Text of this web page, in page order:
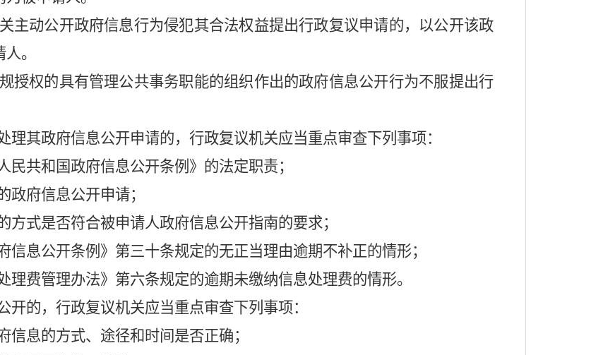
主动公开政府信息行为侵犯其合法权益提出行政复议申请的，以公开该政
。
授权的具有管理公共事务职能的组织作出的政府信息公开行为不服提出行
其政府信息公开申请的，行政复议机关应当重点审查下列事项：
民共和国政府信息公开条例》的法定职责；
政府信息公开申请；
方式是否符合被申请人政府信息公开指南的要求；
信息公开条例》第三十条规定的无正当理由逾期不补正的情形；
理费管理办法》第六条规定的逾期未缴纳信息处理费的情形。
的，行政复议机关应当重点审查下列事项：
信息的方式、途径和时间是否正确；